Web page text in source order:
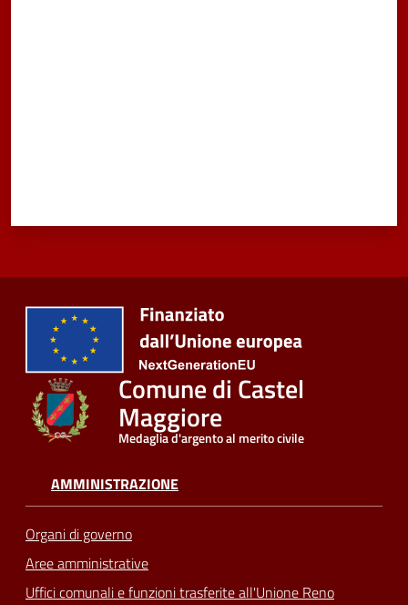
Comune di Castel
Maggiore
Medaglia d'argento al merito civile
AMMINISTRAZIONE
Organi di governo
Aree amministrative
Uffici comunali e funzioni trasferite all'Unione Reno